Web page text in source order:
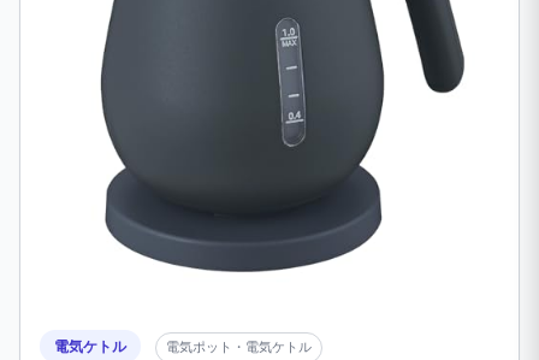
電気ケトル 電気ポット・電気ケトル